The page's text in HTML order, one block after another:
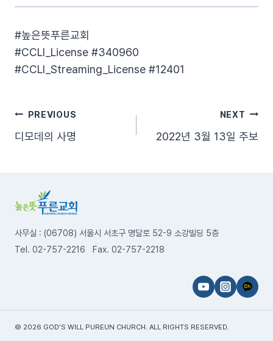
#높은뜻푸른교회​
#CCLI_License​ #340960​
#CCLI_Streaming_License​ #12401​
글PREVIOUS
디모데의 사명
NEXT
2022년 3월 13일 주보
사무실 : (06708) 서울시 서초구 명달로 52-9 소강빌딩 5층
Tel. 02-757-2216 Fax. 02-757-2218
© 2026 GOD’S WILL PUREUN CHURCH. ALL RIGHTS RESERVED.